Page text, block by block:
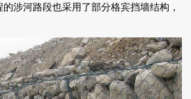
涉河路段也采用了部分格宾挡墙结构，